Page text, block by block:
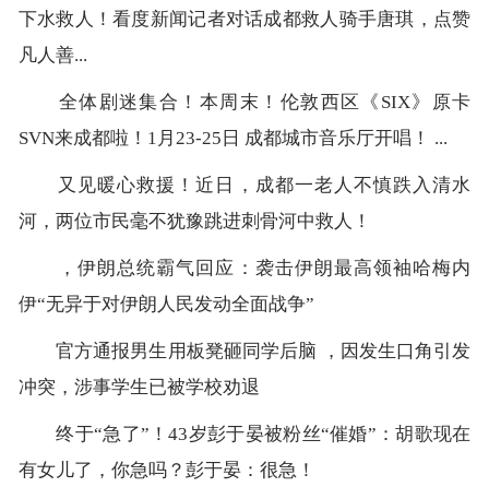
下水救人！看度新闻记者对话成都救人骑手唐琪，点赞
凡人善...
全体剧迷集合！本周末！伦敦西区《SIX》原卡
SVN来成都啦！1月23-25日 成都城市音乐厅开唱！ ...
又见暖心救援！近日，成都一老人不慎跌入清水
河，两位市民毫不犹豫跳进刺骨河中救人！
，伊朗总统霸气回应：袭击伊朗最高领袖哈梅内
伊“无异于对伊朗人民发动全面战争”
官方通报男生用板凳砸同学后脑 ，因发生口角引发
冲突，涉事学生已被学校劝退
终于“急了”！43岁彭于晏被粉丝“催婚”：胡歌现在
有女儿了，你急吗？彭于晏：很急！